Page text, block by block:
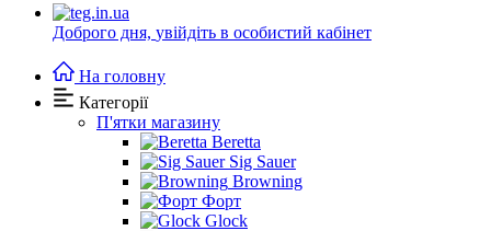
Доброго дня, увійдіть в особистий кабінет
На головну
Категорії
П'ятки магазину
Beretta
Sig Sauer
Browning
Форт
Glock